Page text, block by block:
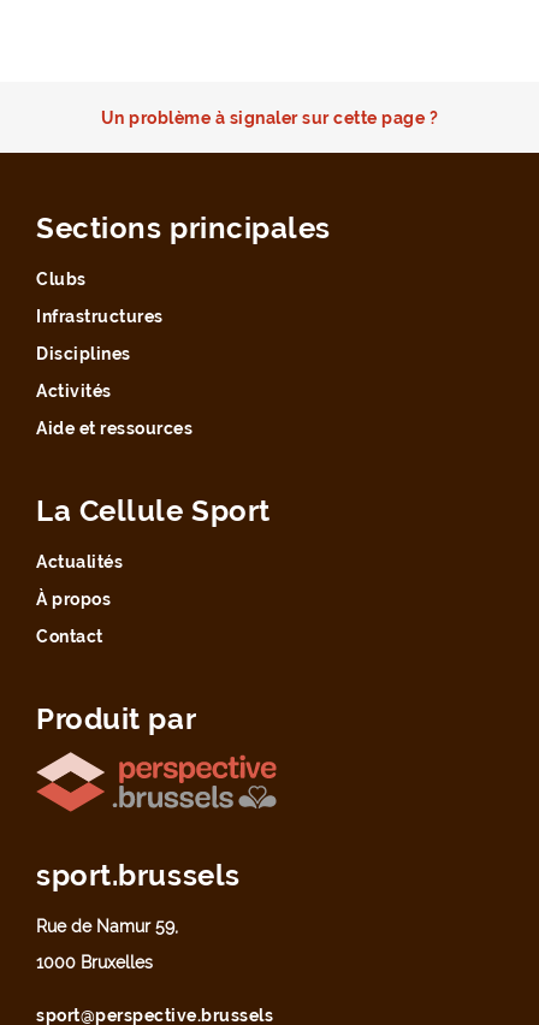
Un problème à signaler sur cette page ?
Sections principales
Clubs
Infrastructures
Disciplines
Activités
Aide et ressources
La Cellule Sport
Actualités
À propos
Contact
Produit par
sport.brussels
Rue de Namur 59,
1000 Bruxelles
sport@perspective.brussels